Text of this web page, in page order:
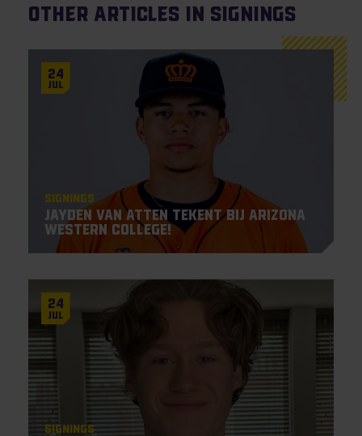
Other articles in Signings
24
Jul
Signings
Jayden Van Atten tekent bij Arizona
Western College!
24
Jul
Signings